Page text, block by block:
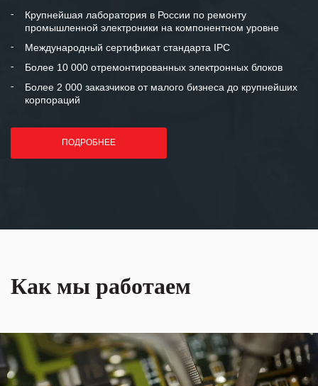
и доверительные партнерские
отношения и искренне желаем
«Инженерной компании «555» долгих
лет успеха и процветания.
Крупнейшая лаборатория в России по ремонту
промышленной электроники на компонентном уровне
Международный сертификат стандарта IPC
Более 10 000 отремонтированных электронных блоков
Более 2 000 заказчиков от малого бизнеса до крупнейших
корпораций
ПОДРОБНЕЕ
Как мы работаем